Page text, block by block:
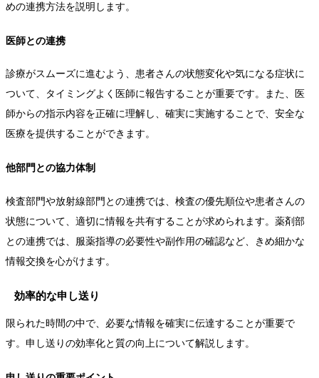
めの連携方法を説明します。
医師との連携
診療がスムーズに進むよう、患者さんの状態変化や気になる症状に
ついて、タイミングよく医師に報告することが重要です。また、医
師からの指示内容を正確に理解し、確実に実施することで、安全な
医療を提供することができます。
他部門との協力体制
検査部門や放射線部門との連携では、検査の優先順位や患者さんの
状態について、適切に情報を共有することが求められます。薬剤部
との連携では、服薬指導の必要性や副作用の確認など、きめ細かな
情報交換を心がけます。
効率的な申し送り
限られた時間の中で、必要な情報を確実に伝達することが重要で
す。申し送りの効率化と質の向上について解説します。